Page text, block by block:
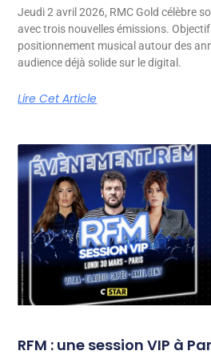
Jeudi 2 avril 2026, RMC Gold célèbre
avec trois nouvelles émissions.
positionnement musical autour des
audience déjà solide sur le digital.
Lire Cet Article
RFM : une session VIP à